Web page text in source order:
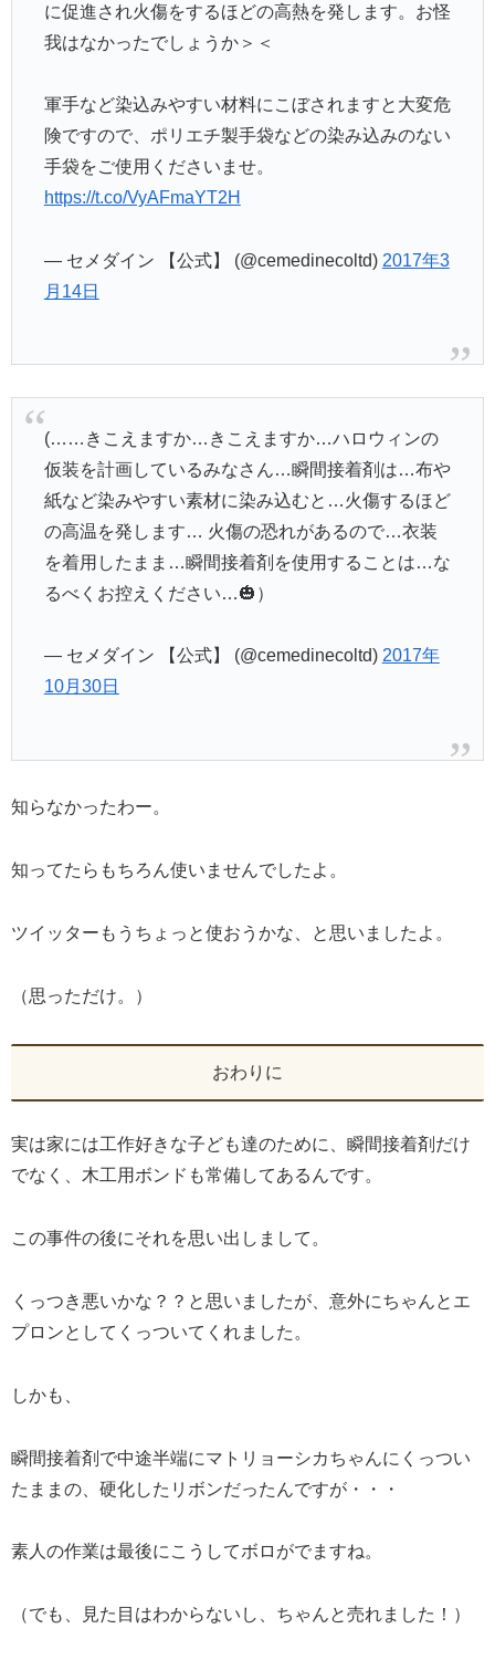
に促進され火傷をするほどの高熱を発します。お怪
我はなかったでしょうか＞＜
軍手など染込みやすい材料にこぼされますと大変危
険ですので、ポリエチ製手袋などの染み込みのない
手袋をご使用くださいませ。
https://t.co/VyAFmaYT2H
— セメダイン 【公式】 (@cemedinecoltd) 2017年3
月14日
(……きこえますか…きこえますか…ハロウィンの
仮装を計画しているみなさん…瞬間接着剤は…布や
紙など染みやすい素材に染み込むと…火傷するほど
の高温を発します… 火傷の恐れがあるので…衣装
を着用したまま…瞬間接着剤を使用することは…な
るべくお控えください…🎃）
— セメダイン 【公式】 (@cemedinecoltd) 2017年
10月30日
知らなかったわー。
知ってたらもちろん使いませんでしたよ。
ツイッターもうちょっと使おうかな、と思いましたよ。
（思っただけ。）
おわりに
実は家には工作好きな子ども達のために、瞬間接着剤だけ
でなく、木工用ボンドも常備してあるんです。
この事件の後にそれを思い出しまして。
くっつき悪いかな？？と思いましたが、意外にちゃんとエ
プロンとしてくっついてくれました。
しかも、
瞬間接着剤で中途半端にマトリョーシカちゃんにくっつい
たままの、硬化したリボンだったんですが・・・
素人の作業は最後にこうしてボロがでますね。
（でも、見た目はわからないし、ちゃんと売れました！）